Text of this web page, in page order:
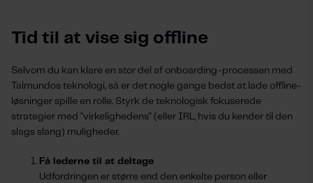
Tid til at vise sig offline
Selvom du kan klare en stor del af onboarding-processen med
Talmundos teknologi, så er det nogle gange bedst at lade offline-
løsninger spille en rolle. Styrk de teknologisk fokuserede
strategier med "virkelighedens" (eller IRL, hvis du kender til den
slags slang) muligheder.
Få lederne til at deltage
Udfordringen er større end den enkelte person eller